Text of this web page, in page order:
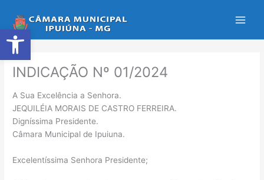
Abrir a barra de ferramentas
para
o
conteúdo
INDICAÇÃO Nº 01/2024
A Sua Excelência a Senhora.
JEQUILÉIA MORAIS DE CASTRO FERREIRA.
Digníssima Presidente.
Câmara Municipal de Ipuiuna.
Excelentíssima Senhora Presidente;